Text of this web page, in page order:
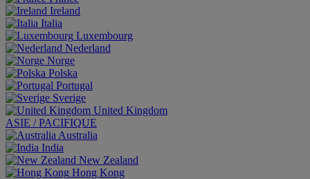
Ireland
Italia
Luxembourg
Nederland
Norge
Polska
Portugal
Sverige
United Kingdom
ASIE / PACIFIQUE
Australia
India
New Zealand
Hong Kong